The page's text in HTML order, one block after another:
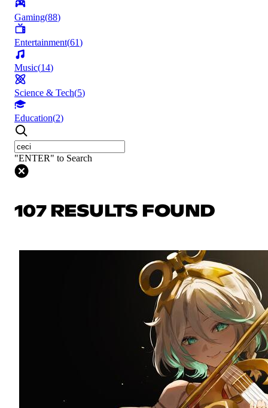
Gaming(88)
Entertainment(61)
Music(14)
Science & Tech(5)
Education(2)
"ENTER" to Search
107 RESULTS FOUND